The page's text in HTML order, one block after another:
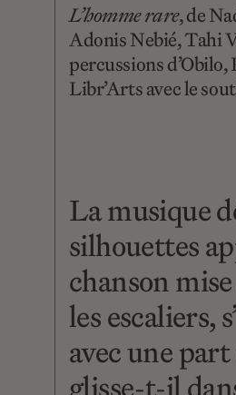
L’homme rare, de
Adonis Nebié, Tahi
percussions
Libr’Arts avec le
La musique
silhouettes
chanson
les escaliers,
avec une